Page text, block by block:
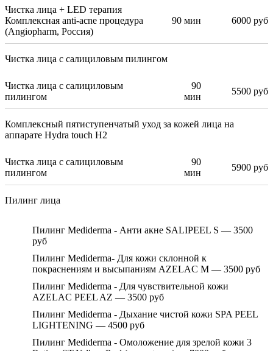
Чистка лица + LED терапия
Комплексная anti-acne процедура
(Angiopharm, Россия)
90 мин 6000 руб
Чистка лица с салициловым пилингом
Чистка лица с салициловым
пилингом
90
мин
5500 руб
Комплексный пятиступенчатый уход за кожей лица на
аппарате Hydra touch H2
Чистка лица с салициловым
пилингом
90
мин
5900 руб
Пилинг лица
Пилинг Mediderma - Анти акне SALIPEEL S — 3500
руб
Пилинг Mediderma- Для кожи склонной к
покраснениям и высыпаниям AZELAC M — 3500 руб
Пилинг Mediderma - Для чувствительной кожи
AZELAC PEEL AZ — 3500 руб
Пилинг Mediderma - Дыхание чистой кожи SPA PEEL
LIGHTENING — 4500 руб
Пилинг Mediderma - Омоложение для зрелой кожи 3